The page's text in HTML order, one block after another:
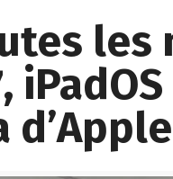
les
d’Apple